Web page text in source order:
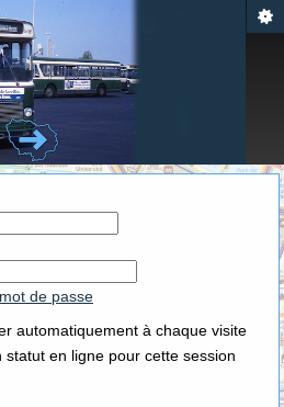
de passe
automatiquement à chaque visite
statut en ligne pour cette session